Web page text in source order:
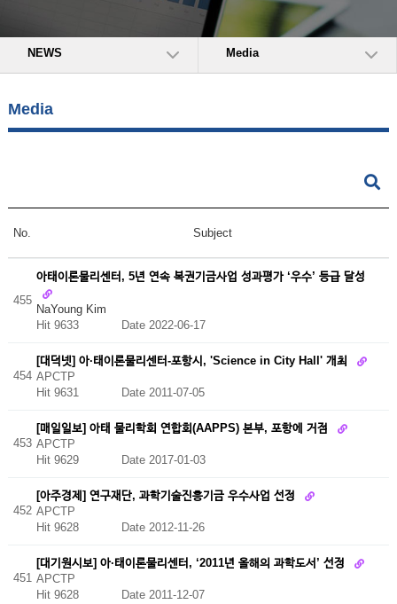
NEWS Media
Media
No. Subject
455
아태이론물리센터, 5년 연속 복권기금사업 성과평가 ‘우수’ 등급 달성
NaYoung Kim
Hit 9633 Date 2022-06-17
454
[대덕넷] 아·태이론물리센터-포항시, 'Science in City Hall' 개최
APCTP
Hit 9631
Date 2011-07-05
453
[매일일보] 아태 물리학회 연합회(AAPPS) 본부, 포항에 거점
APCTP
Hit 9629
Date 2017-01-03
452
[아주경제] 연구재단, 과학기술진흥기금 우수사업 선정
APCTP
Hit 9628
Date 2012-11-26
451
[대기원시보] 아·태이론물리센터, ‘2011년 올해의 과학도서’ 선정
APCTP
Hit 9628
Date 2011-12-07